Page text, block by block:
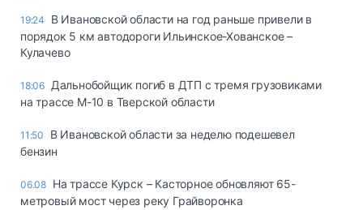
19:24
В Ивановской области на год раньше привели в
порядок 5 км автодороги Ильинское-Хованское –
Кулачево
18:06 Дальнобойщик погиб в ДТП с тремя грузовиками
на трассе М-10 в Тверской области
11:50
В Ивановской области за неделю подешевел
бензин
06.08 На трассе Курск – Касторное обновляют 65-
метровый мост через реку Грайворонка